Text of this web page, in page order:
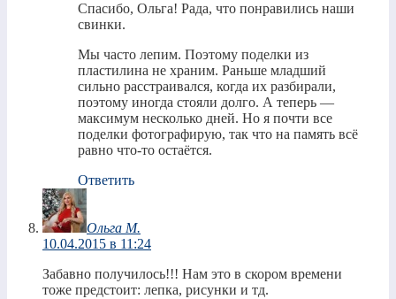
Спасибо, Ольга! Рада, что понравились наши
свинки.
Мы часто лепим. Поэтому поделки из
пластилина не храним. Раньше младший
сильно расстраивался, когда их разбирали,
поэтому иногда стояли долго. А теперь —
максимум несколько дней. Но я почти все
поделки фотографирую, так что на память всё
равно что-то остаётся.
Ответить
Ольга М.
10.04.2015 в 11:24
Забавно получилось!!! Нам это в скором времени
тоже предстоит: лепка, рисунки и тд.